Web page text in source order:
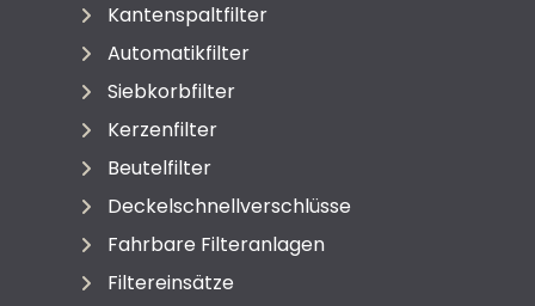
Kantenspaltfilter
Automatikfilter
Siebkorbfilter
Kerzenfilter
Beutelfilter
Deckelschnellverschlüsse
Fahrbare Filteranlagen
Filtereinsätze